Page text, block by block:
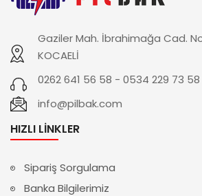
Gaziler Mah. İbrahimağa Cad.
KOCAELİ
0262 641 56 58 - 0534 229 73 58
info@pilbak.com
HIZLI LINKLER
Sipariş Sorgulama
Banka Bilgilerimiz